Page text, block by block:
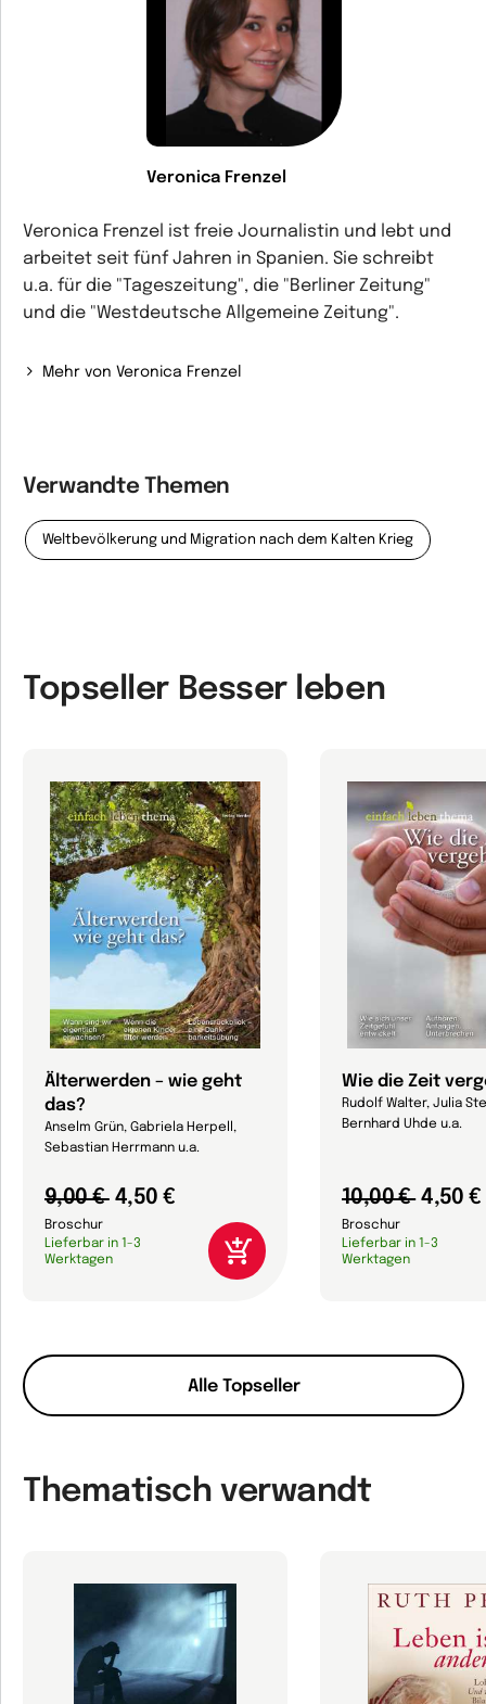
Veronica Frenzel
Veronica Frenzel ist freie Journalistin und lebt und
arbeitet seit fünf Jahren in Spanien. Sie schreibt
u.a. für die "Tageszeitung", die "Berliner Zeitung"
und die "Westdeutsche Allgemeine Zeitung".
Mehr von Veronica Frenzel
Verwandte Themen
Weltbevölkerung und Migration nach dem Kalten Krieg
Topseller Besser leben
Alle Topseller
Älterwerden – wie geht
das?
Anselm Grün, Gabriela Herpell,
Sebastian Herrmann u.a.
9,00 € 4,50 €
Broschur
Lieferbar in 1-3
Werktagen
Wie die Zeit
Rudolf Walter, Julia
Bernhard Uhde u.a.
10,00 € 4,50 €
Broschur
Lieferbar in 1-3
Werktagen
Thematisch verwandt